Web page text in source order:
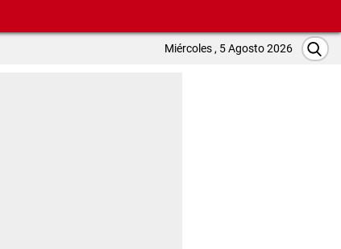
Miércoles , 5 Agosto 2026